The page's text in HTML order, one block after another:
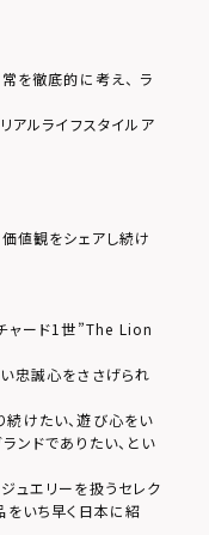
を徹底的に考え、 ラ
アルライフスタイルア
値観をシェアし続け
ャード1世”The Lion
忠誠心をささげられ
けたい、遊び心をい
ンドでありたい、とい
ュエリーを扱うセレク
をいち早く日本に紹